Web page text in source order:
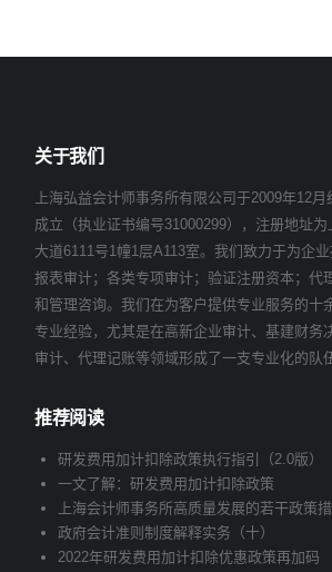
关于我们
上海弘益会计师事务所有限公司于2009年12
成立（执业证书编号31000299），注册地址
大道6111号1幢1层A113室。我们致力于为企
报表审计；各类专项审计；验证注册资本；代
和管理咨询。我们在为客户提供专业服务的十
专业经验，尤其是在高新企业审计、基建财务
审计、代理记账等领域形成了一支专业化的队
推荐阅读
研发费用加计扣除政策执行指引（2.0版）
一文了解：研发费用加计扣除政策
上海会计师事务所高质量发展的若干政策
政府会计准则制度解释实务（十）
2022年研发费用加计扣除优惠政策再加码